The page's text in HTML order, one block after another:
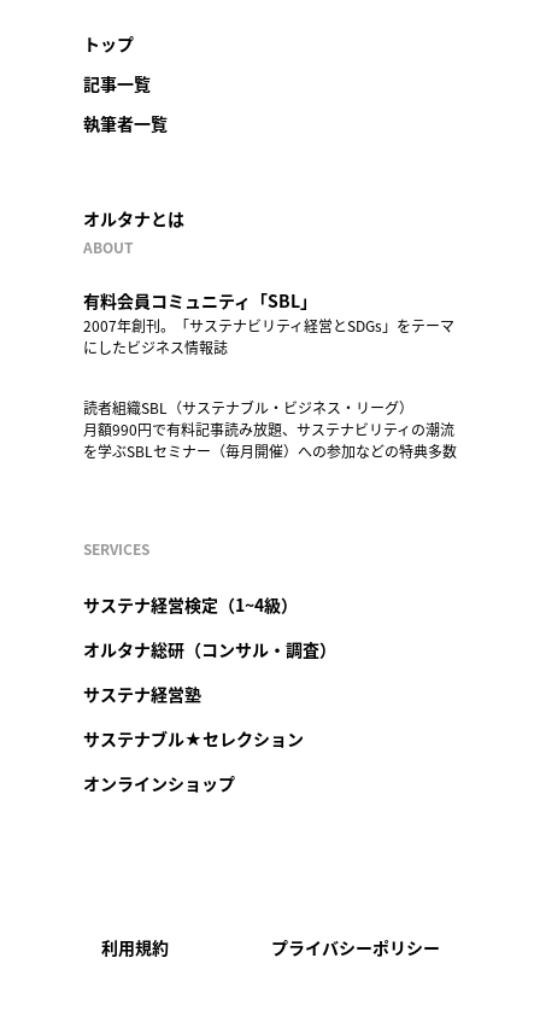
トップ
記事一覧
執筆者一覧
オルタナとは
ABOUT
有料会員コミュニティ「SBL」
2007年創刊。「サステナビリティ経営とSDGs」をテーマ
にしたビジネス情報誌
読者組織SBL（サステナブル・ビジネス・リーグ）
月額990円で有料記事読み放題、サステナビリティの潮流
を学ぶSBLセミナー（毎月開催）への参加などの特典多数
SERVICES
サステナ経営検定（1~4級）
オルタナ総研（コンサル・調査）
サステナ経営塾
サステナブル★セレクション
オンラインショップ
利用規約 プライバシーポリシー